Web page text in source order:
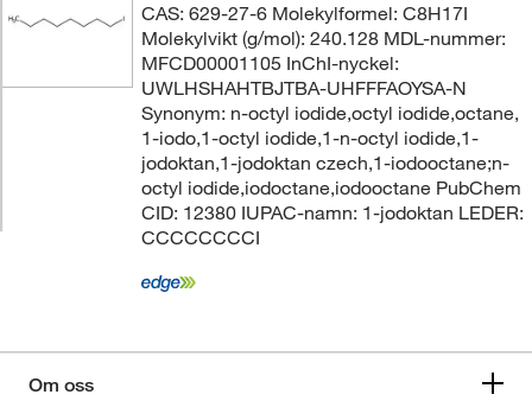
CAS: 629-27-6 Molekylformel: C8H17I
Molekylvikt (g/mol): 240.128 MDL-nummer:
MFCD00001105 InChI-nyckel:
UWLHSHAHTBJTBA-UHFFFAOYSA-N
Synonym: n-octyl iodide,octyl iodide,octane,
1-iodo,1-octyl iodide,1-n-octyl iodide,1-
jodoktan,1-jodoktan czech,1-iodooctane;n-
octyl iodide,iodoctane,iodooctane PubChem
CID: 12380 IUPAC-namn: 1-jodoktan LEDER:
CCCCCCCCI
Om oss